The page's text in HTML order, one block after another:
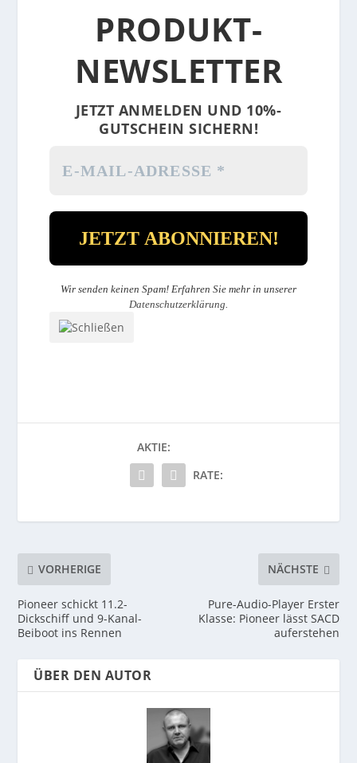
PRODUKT-
NEWSLETTER
JETZT ANMELDEN UND 10%-
GUTSCHEIN SICHERN!
Wir senden keinen Spam! Erfahren Sie mehr in unserer
Datenschutzerklärung
AKTIE:
RATE:
VORHERIGE
Pioneer schickt 11.2-
Dickschiff und 9-Kanal-
Beiboot ins Rennen
NÄCHSTE
Pure-Audio-Player Erster
Klasse: Pioneer lässt SACD
auferstehen
ÜBER DEN AUTOR